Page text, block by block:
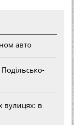
авто
вулицях: в